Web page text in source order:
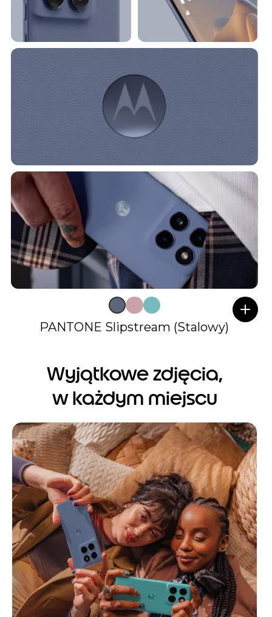
PANTONE Slipstream (Stalowy)
Wyjątkowe zdjęcia,
w każdym miejscu